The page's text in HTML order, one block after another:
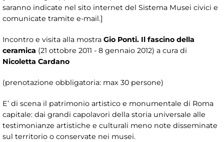
saranno indicate nel sito internet del Sistema Musei civici e
comunicate tramite e-mail.]
Incontro e visita alla mostra Gio Ponti. Il fascino della
ceramica (21 ottobre 2011 - 8 gennaio 2012) a cura di
Nicoletta Cardano
(prenotazione obbligatoria: max 30 persone)
E’ di scena il patrimonio artistico e monumentale di Roma
capitale: dai grandi capolavori della storia universale alle
testimonianze artistiche e culturali meno note disseminate
sul territorio o conservate nei musei.